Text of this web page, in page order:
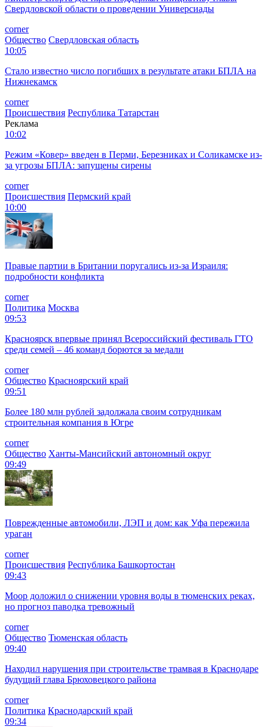
Свердловской области о проведении Универсиады
corner
Общество Свердловская область
10:05
Стало известно число погибших в результате атаки БПЛА на
Нижнекамск
corner
Происшествия Республика Татарстан
Реклама
10:02
Режим «️Ковер» введен в Перми, Березниках и Соликамске из-
за угрозы БПЛА: запущены сирены
corner
Происшествия Пермский край
10:00
Правые партии в Британии поругались из-за Израиля:
подробности конфликта
corner
Политика Москва
09:53
Красноярск впервые принял Всероссийский фестиваль ГТО
среди семей – 46 команд борются за медали
corner
Общество Красноярский край
09:51
Более 180 млн рублей задолжала своим сотрудникам
строительная компания в Югре
corner
Общество Ханты-Мансийский автономный округ
09:49
Поврежденные автомобили, ЛЭП и дом: как Уфа пережила
ураган
corner
Происшествия Республика Башкортостан
09:43
Моор доложил о снижении уровня воды в тюменских реках,
но прогноз паводка тревожный
corner
Общество Тюменская область
09:40
Находил нарушения при строительстве трамвая в Краснодаре
будущий глава Брюховецкого района
corner
Политика Краснодарский край
09:34